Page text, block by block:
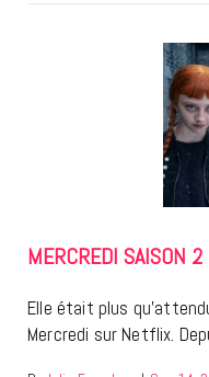
MERCREDI SAISON
Elle était plus
Mercredi sur Netflix.